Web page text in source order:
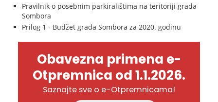
Pravilnik o posebnim parkiralištima na teritoriji grada
Sombora
Prilog 1 - Budžet grada Sombora za 2020. godinu
Obavezna primena e-
Otpremnica od 1.1.2026.
Saznajte sve o e-Otpremnicama!